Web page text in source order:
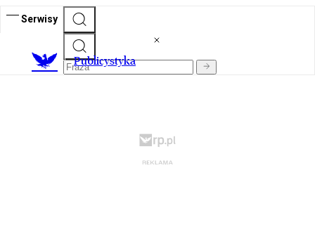
Serwisy
Publicystyka